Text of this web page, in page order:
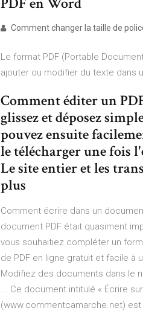
Comment changer la taille de
Le format PDF (Portable
ajouter ou modifier du texte dans
Comment éditer un
glissez et déposez
pouvez ensuite
le télécharger une fois
Le site entier et les
plus
Comment écrire dans un
document PDF était quasiment
vous souhaitiez compléter un
de PDF en ligne gratuit et facile à
Modifiez des documents dans le
... Ce document intitulé « Écrire
(www.commentcamarche.net)